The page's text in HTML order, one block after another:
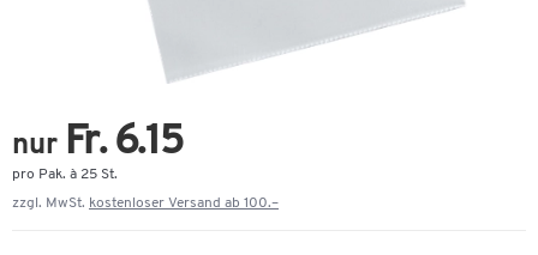
nur Fr. 6.15
pro Pak. à 25 St.
zzgl. MwSt. kostenloser Versand ab 100.–